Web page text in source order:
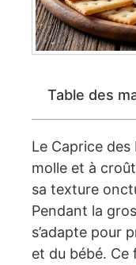
Table des
Le Caprice
molle et à
sa texture
Pendant la
s’adapte pour
et du bébé.